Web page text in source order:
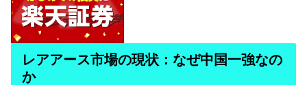
レアアース市場の現状：なぜ中国一強なの
か